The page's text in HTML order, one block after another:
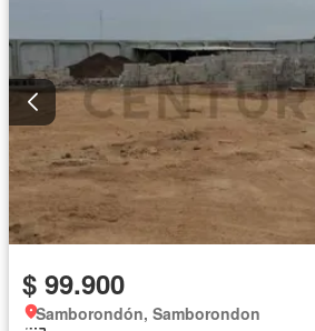
$ 99.900
Samborondón, Samborondon